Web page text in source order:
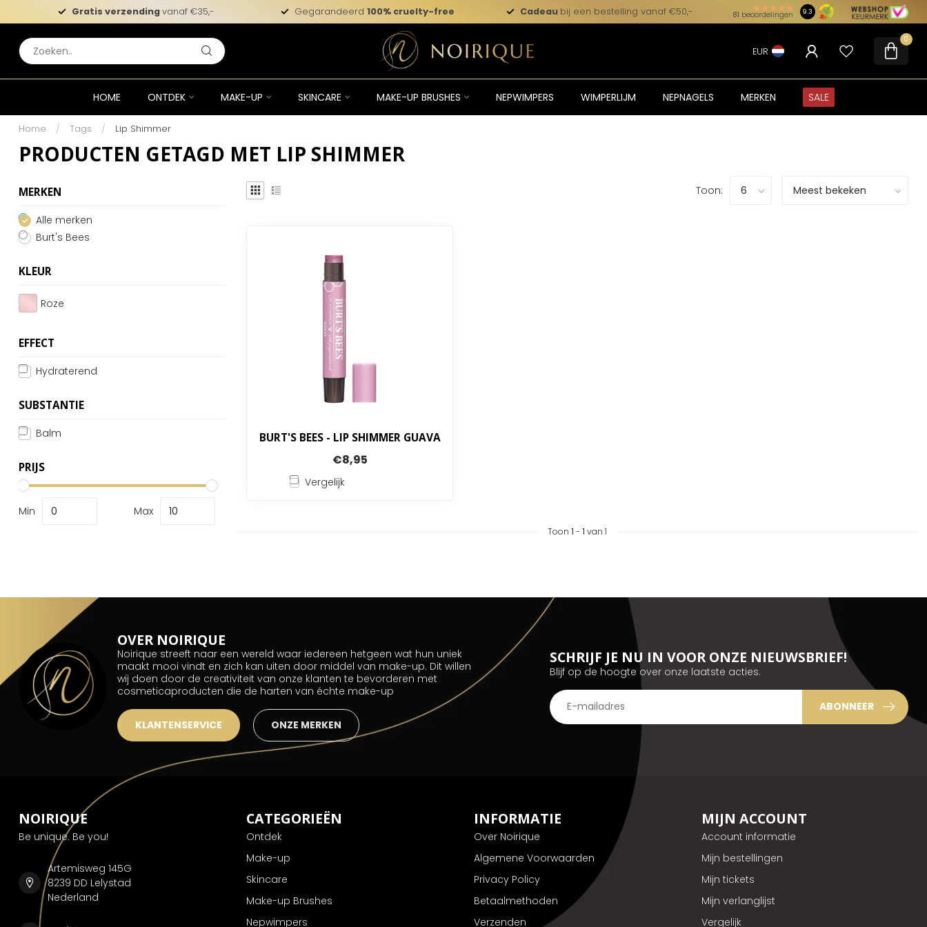
Gratis verzendingvanaf €35,- Gegarandeerd 100% cruelty-free Cadeau bij een bestelling vanaf €50,- 81 beoordelingen 9.3
EUR
0
HOME ONTDEK MAKE-UP SKINCARE MAKE-UP BRUSHES NEPWIMPERS WIMPERLIJM NEPNAGELS MERKEN SALE
Home / Tags / Lip Shimmer
PRODUCTEN GETAGD MET LIP SHIMMER
MERKEN
Alle merken
Burt's Bees
KLEUR
Roze
EFFECT
Hydraterend
SUBSTANTIE
Balm
PRIJS
Min Max
Toon:
BURT'S BEES - LIP SHIMMER GUAVA
€8,95
Vergelijk
Toon 1 - 1 van 1
OVER NOIRIQUE
Noirique streeft naar een wereld waar iedereen hetgeen wat hun uniek
maakt mooi vindt en zich kan uiten door middel van make-up. Dit willen
wij doen door de creativiteit van onze klanten te bevorderen met
cosmeticaproducten die de harten van échte make-up
KLANTENSERVICE ONZE MERKEN
SCHRIJF JE NU IN VOOR ONZE NIEUWSBRIEF!
Blijf op de hoogte over onze laatste acties.
ABONNEER
NOIRIQUE
Be unique. Be you!
Artemisweg 145G
8239 DD Lelystad
Nederland
CATEGORIEËN
Ontdek
Make-up
Skincare
Make-up Brushes
Nepwimpers
INFORMATIE
Over Noirique
Algemene Voorwaarden
Privacy Policy
Betaalmethoden
Verzenden
MIJN ACCOUNT
Account informatie
Mijn bestellingen
Mijn tickets
Mijn verlanglijst
Vergelijk